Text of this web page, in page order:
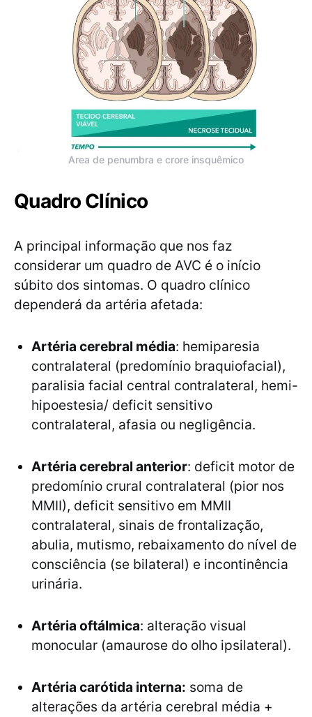
Area de penumbra e crore insquêmico
Quadro Clínico
A principal informação que nos faz
considerar um quadro de AVC é o início
súbito dos sintomas. O quadro clínico
dependerá da artéria afetada:
Artéria cerebral média: hemiparesia
contralateral (predomínio braquiofacial),
paralisia facial central contralateral, hemi-
hipoestesia/ deficit sensitivo
contralateral, afasia ou negligência.
Artéria cerebral anterior: deficit motor de
predomínio crural contralateral (pior nos
MMII), deficit sensitivo em MMII
contralateral, sinais de frontalização,
abulia, mutismo, rebaixamento do nível de
consciência (se bilateral) e incontinência
urinária.
Artéria oftálmica: alteração visual
monocular (amaurose do olho ipsilateral).
Artéria carótida interna: soma de
alterações da artéria cerebral média +